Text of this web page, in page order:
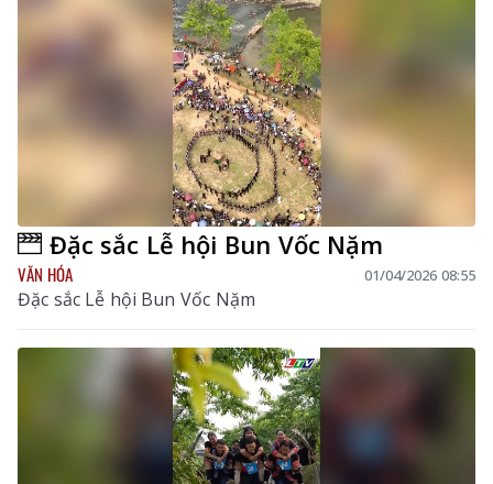
Đặc sắc Lễ hội Bun Vốc Nặm
VĂN HÓA 01/04/2026 08:55
Đặc sắc Lễ hội Bun Vốc Nặm